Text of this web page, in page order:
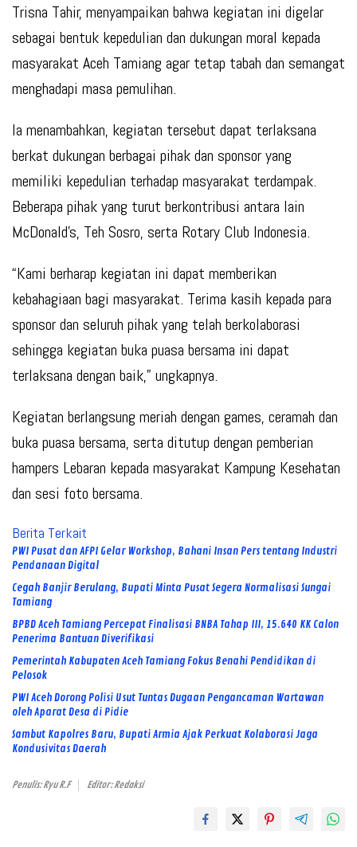
Trisna Tahir, menyampaikan bahwa kegiatan ini digelar
sebagai bentuk kepedulian dan dukungan moral kepada
masyarakat Aceh Tamiang agar tetap tabah dan semangat
menghadapi masa pemulihan.
Ia menambahkan, kegiatan tersebut dapat terlaksana
berkat dukungan berbagai pihak dan sponsor yang
memiliki kepedulian terhadap masyarakat terdampak.
Beberapa pihak yang turut berkontribusi antara lain
McDonald’s, Teh Sosro, serta Rotary Club Indonesia.
“Kami berharap kegiatan ini dapat memberikan
kebahagiaan bagi masyarakat. Terima kasih kepada para
sponsor dan seluruh pihak yang telah berkolaborasi
sehingga kegiatan buka puasa bersama ini dapat
terlaksana dengan baik,” ungkapnya.
Kegiatan berlangsung meriah dengan games, ceramah dan
buka puasa bersama, serta ditutup dengan pemberian
hampers Lebaran kepada masyarakat Kampung Kesehatan
dan sesi foto bersama.
Berita Terkait
PWI Pusat dan AFPI Gelar Workshop, Bahani Insan Pers tentang Industri
Pendanaan Digital
Cegah Banjir Berulang, Bupati Minta Pusat Segera Normalisasi Sungai
Tamiang
BPBD Aceh Tamiang Percepat Finalisasi BNBA Tahap III, 15.640 KK Calon
Penerima Bantuan Diverifikasi
Pemerintah Kabupaten Aceh Tamiang Fokus Benahi Pendidikan di
Pelosok
PWI Aceh Dorong Polisi Usut Tuntas Dugaan Pengancaman Wartawan
oleh Aparat Desa di Pidie
Sambut Kapolres Baru, Bupati Armia Ajak Perkuat Kolaborasi Jaga
Kondusivitas Daerah
Penulis: Ryu R.F Editor: Redaksi